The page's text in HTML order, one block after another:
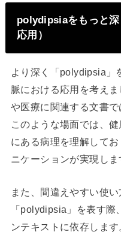
polydipsiaをもっと深
応用）
より深く「polydipsia」
脈における応用を考え
や医療に関連する文書で
このような場面では、
にある病理を理解して
ニケーションが実現しま
また、間違えやすい使
「polydipsia」を表す際
ンテキストに依存しま